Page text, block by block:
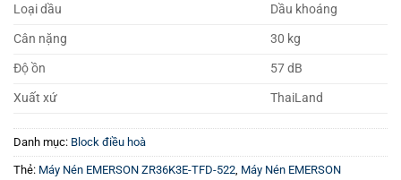
Loại dầu
Dầu khoáng
Cân nặng
30 kg
Độ ồn
57 dB
Xuất xứ
ThaiLand
Danh mục: Block điều hoà
Thẻ: Máy Nén EMERSON ZR36K3E-TFD-522, Máy Nén EMERSON